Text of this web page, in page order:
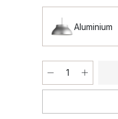
Aluminium